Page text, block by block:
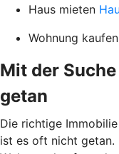
Haus mieten
Wohnung kaufen
Mit der
getan
Die richtige
ist es oft nicht getan.